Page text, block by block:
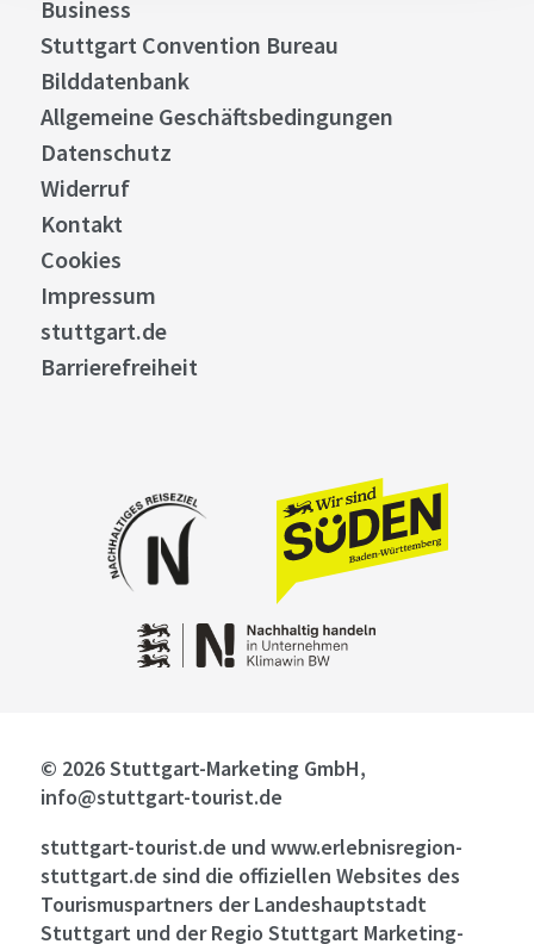
Business
Stuttgart Convention Bureau
Bilddatenbank
Allgemeine Geschäftsbedingungen
Datenschutz
Widerruf
Kontakt
Cookies
Impressum
stuttgart.de
Barrierefreiheit
© 2026 Stuttgart-Marketing GmbH,
info@stuttgart-tourist.de
stuttgart-tourist.de und www.erlebnisregion-
stuttgart.de sind die offiziellen Websites des
Tourismuspartners der Landeshauptstadt
Stuttgart und der Regio Stuttgart Marketing-